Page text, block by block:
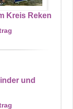
Kreis Reken
und